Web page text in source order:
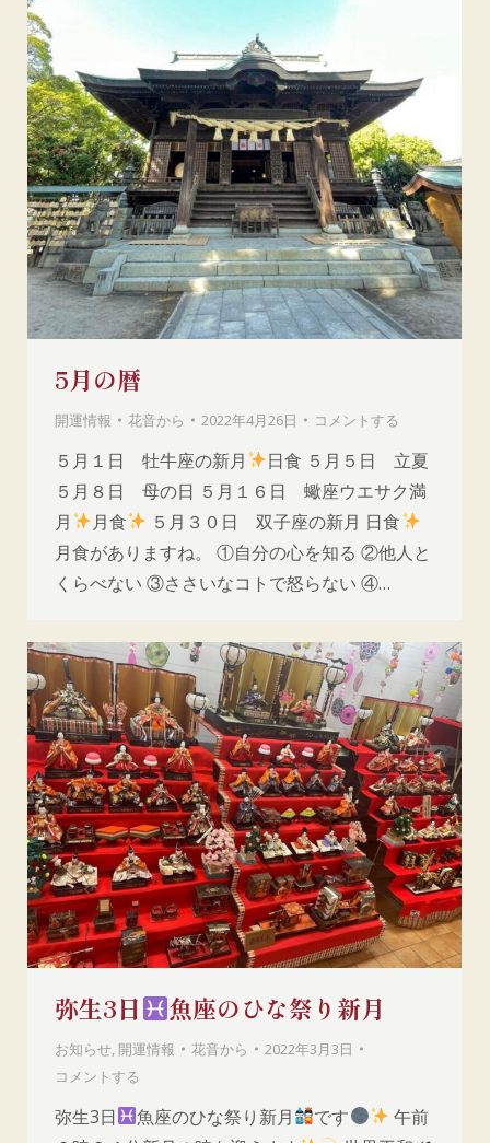
5月の暦
開運情報 花音から 2022年4月26日 コメントする
５月１日 牡牛座の新月
日食 ５月５日 立夏
５月８日 母の日 ５月１６日 蠍座ウエサク満
月
月食
５月３０日 双子座の新月 日食
月食がありますね。 ①自分の心を知る ②他人と
くらべない ③ささいなコトで怒らない ④…
弥生3日 魚座のひな祭り新月
お知らせ, 開運情報 花音から
2022年3月3日
コメントする
弥生3日 魚座のひな祭り新月 です
午前